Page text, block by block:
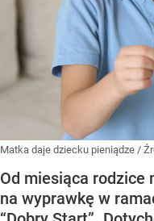
Matka daje dziecku pieniądze /
Od miesiąca rodzice
na wyprawkę w